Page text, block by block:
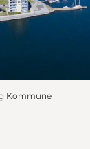
Kommune